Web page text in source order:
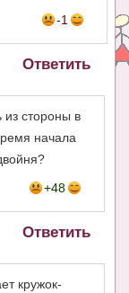
-1
Ответить
из стороны в
начала
+48
Ответить
кружок-